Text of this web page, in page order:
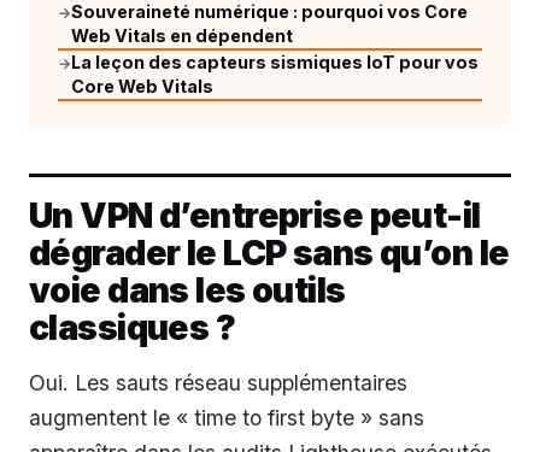
→Souveraineté numérique : pourquoi vos Core
Web Vitals en dépendent
→La leçon des capteurs sismiques IoT pour vos
Core Web Vitals
Un VPN d’entreprise peut-il
dégrader le LCP sans qu’on le
voie dans les outils
classiques ?
Oui. Les sauts réseau supplémentaires
augmentent le « time to first byte » sans